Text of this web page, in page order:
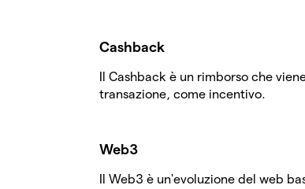
Cashback
Il Cashback è un rimborso che
transazione, come incentivo.
Web3
Il Web3 è un'evoluzione del web